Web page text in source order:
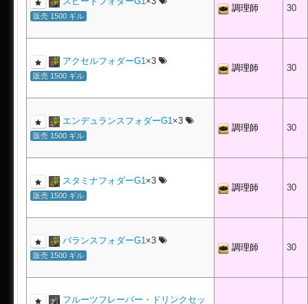
販売 1500 ギル
調理師 30
アクセルフォダーG1×3
販売 1500 ギル
調理師 30
エンデュランスフォダーG1×3
販売 1500 ギル
調理師 30
スタミナフォダーG1×3
販売 1500 ギル
調理師 30
バランスフォダーG1×3
販売 1500 ギル
調理師 30
フルーツフレーバー・ドリンクセッ